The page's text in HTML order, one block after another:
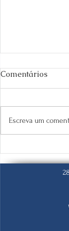
Imigratório
Comentários
Escreva um